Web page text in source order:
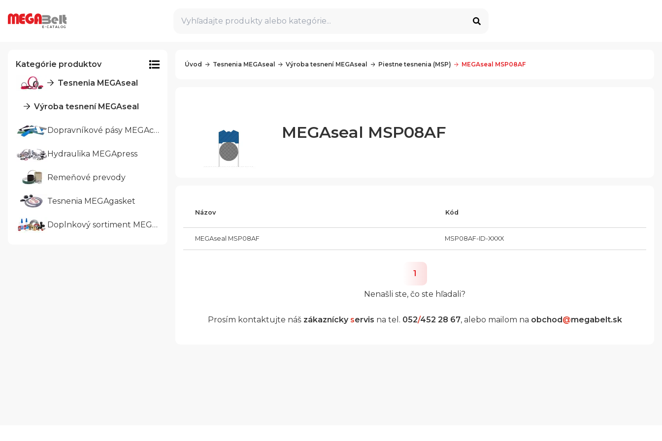
E-CATALOG
Vyhľadajte produkty alebo kategórie...
Kategórie produktov
Tesnenia MEGAseal
Výroba tesnení MEGAseal
Dopravníkové pásy MEGAcon
Hydraulika MEGApress
Remeňové prevody
Tesnenia MEGAgasket
Doplnkový sortiment MEGAtrade
Úvod Tesnenia MEGAseal Výroba tesnení MEGAseal Piestne tesnenia (MSP) MEGAseal MSP08AF
MEGAseal MSP08AF
Názov Kód
MEGAseal MSP08AF MSP08AF-ID-XXXX
1
Nenašli ste, čo ste hľadali?
Prosím kontaktujte náš zákaznícky servis na tel. 052/452 28 67, alebo mailom na obchod@megabelt.sk